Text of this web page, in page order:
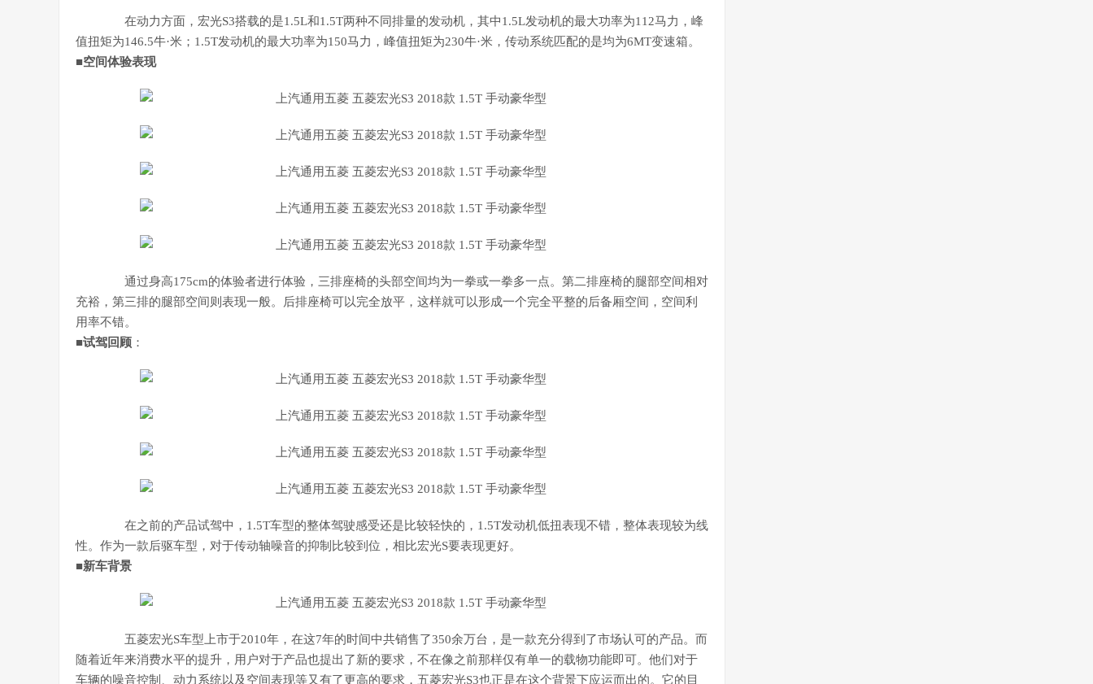
在动力方面，宏光S3搭载的是1.5L和1.5T两种不同排量的发动机，其中1.5L发动机的最大功率为112马力，峰
值扭矩为146.5牛·米；1.5T发动机的最大功率为150马力，峰值扭矩为230牛·米，传动系统匹配的是均为6MT变速箱。
■空间体验表现
通过身高175cm的体验者进行体验，三排座椅的头部空间均为一拳或一拳多一点。第二排座椅的腿部空间相对
充裕，第三排的腿部空间则表现一般。后排座椅可以完全放平，这样就可以形成一个完全平整的后备厢空间，空间利
用率不错。
■试驾回顾 ：
在之前的产品试驾中，1.5T车型的整体驾驶感受还是比较轻快的，1.5T发动机低扭表现不错，整体表现较为线
性。作为一款后驱车型，对于传动轴噪音的抑制比较到位，相比宏光S要表现更好。
■新车背景
五菱宏光S车型上市于2010年，在这7年的时间中共销售了350余万台，是一款充分得到了市场认可的产品。而
随着近年来消费水平的提升，用户对于产品也提出了新的要求，不在像之前那样仅有单一的载物功能即可。他们对于
车辆的噪音控制、动力系统以及空间表现等又有了更高的要求，五菱宏光S3也正是在这个背景下应运而出的。它的目